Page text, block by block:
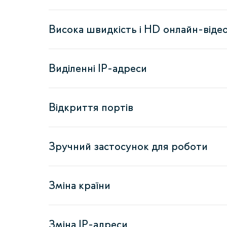
Висока швидкість і HD онлайн-
Виділенні IP-адреси
Відкриття портів
Зручний застосунок для роботи
Зміна країни
Зміна IP-адреси